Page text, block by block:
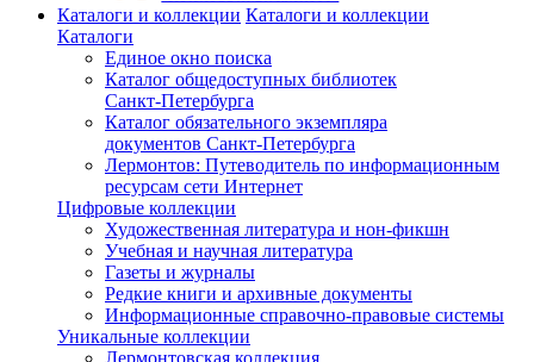
Каталоги и коллекции Каталоги и коллекции
Каталоги
Единое окно поиска
Каталог общедоступных библиотек
Санкт-Петербурга
Каталог обязательного экземпляра
документов Санкт-Петербурга
Лермонтов: Путеводитель по информационным
ресурсам сети Интернет
Цифровые коллекции
Художественная литература и нон-фикшн
Учебная и научная литература
Газеты и журналы
Редкие книги и архивные документы
Информационные справочно-правовые системы
Уникальные коллекции
Лермонтовская коллекция